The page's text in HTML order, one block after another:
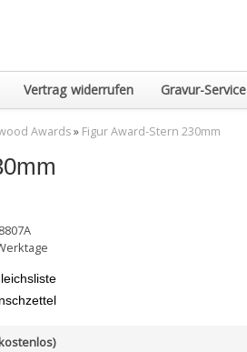
Vertrag widerrufen Gravur-Service
Awards» Figur Award-Stern 230mm